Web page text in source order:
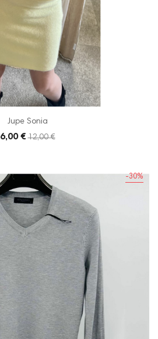
Jupe Sonia
6,00 € 12,00 €
-30%